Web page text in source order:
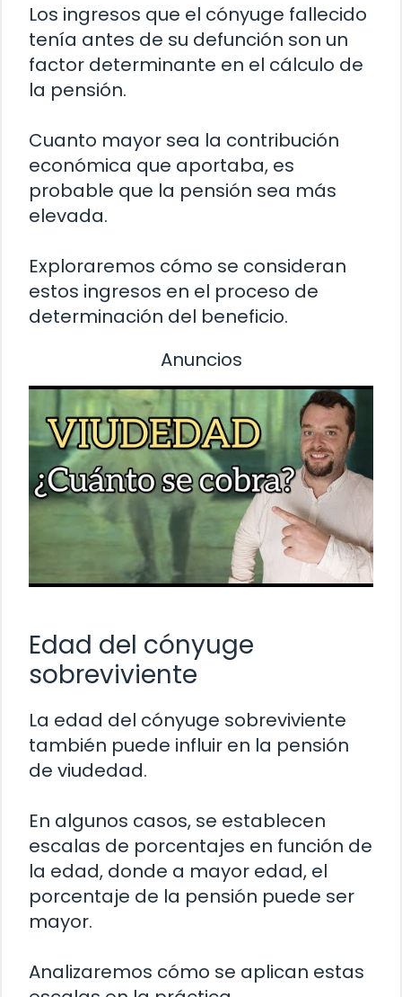
Los ingresos que el cónyuge fallecido
tenía antes de su defunción son un
factor determinante en el cálculo de
la pensión.
Cuanto mayor sea la contribución
económica que aportaba, es
probable que la pensión sea más
elevada.
Exploraremos cómo se consideran
estos ingresos en el proceso de
determinación del beneficio.
Anuncios
Edad del cónyuge
sobreviviente
La edad del cónyuge sobreviviente
también puede influir en la pensión
de viudedad.
En algunos casos, se establecen
escalas de porcentajes en función de
la edad, donde a mayor edad, el
porcentaje de la pensión puede ser
mayor.
Analizaremos cómo se aplican estas